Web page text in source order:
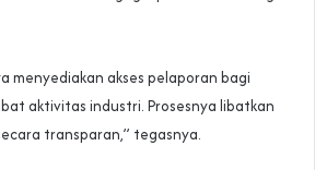
menyediakan akses pelaporan bagi
aktivitas industri. Prosesnya libatkan
transparan,” tegasnya.